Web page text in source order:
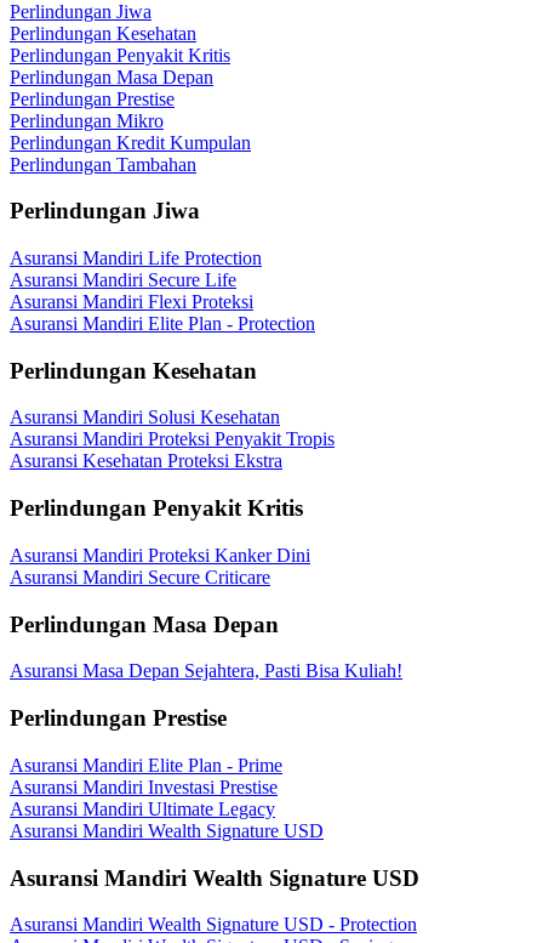
Perlindungan Jiwa
Perlindungan Kesehatan
Perlindungan Penyakit Kritis
Perlindungan Masa Depan
Perlindungan Prestise
Perlindungan Mikro
Perlindungan Kredit Kumpulan
Perlindungan Tambahan
Perlindungan Jiwa
Asuransi Mandiri Life Protection
Asuransi Mandiri Secure Life
Asuransi Mandiri Flexi Proteksi
Asuransi Mandiri Elite Plan - Protection
Perlindungan Kesehatan
Asuransi Mandiri Solusi Kesehatan
Asuransi Mandiri Proteksi Penyakit Tropis
Asuransi Kesehatan Proteksi Ekstra
Perlindungan Penyakit Kritis
Asuransi Mandiri Proteksi Kanker Dini
Asuransi Mandiri Secure Criticare
Perlindungan Masa Depan
Asuransi Masa Depan Sejahtera, Pasti Bisa Kuliah!
Perlindungan Prestise
Asuransi Mandiri Elite Plan - Prime
Asuransi Mandiri Investasi Prestise
Asuransi Mandiri Ultimate Legacy
Asuransi Mandiri Wealth Signature USD
Asuransi Mandiri Wealth Signature USD
Asuransi Mandiri Wealth Signature USD - Protection